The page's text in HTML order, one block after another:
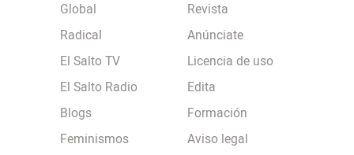
Global
Radical
El Salto TV
El Salto Radio
Blogs
Feminismos
Revista
Anúnciate
Licencia de uso
Edita
Formación
Aviso legal